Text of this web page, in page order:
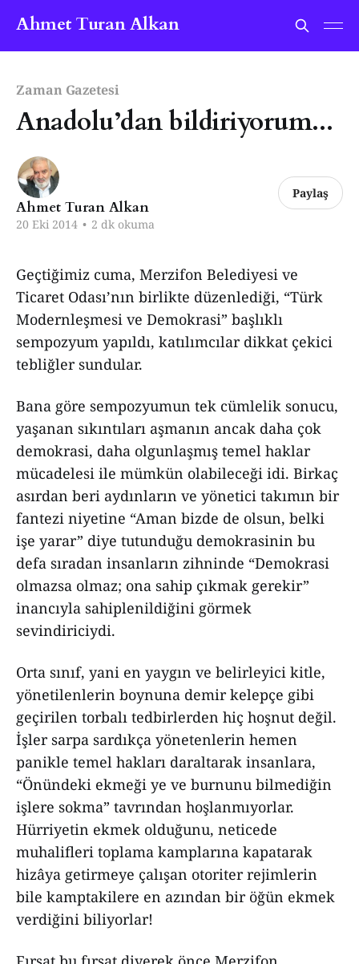
Ahmet Turan Alkan
Zaman Gazetesi
Anadolu’dan bildiriyorum...
Ahmet Turan Alkan
20 Eki 2014 • 2 dk okuma
Paylaş
Geçtiğimiz cuma, Merzifon Belediyesi ve
Ticaret Odası’nın birlikte düzenlediği, “Türk
Modernleşmesi ve Demokrasi” başlıklı
sempozyum yapıldı, katılımcılar dikkat çekici
tebliğler sundular.
Bana göre sempozyumun tek cümlelik sonucu,
yaşanan sıkıntıları aşmanın ancak daha çok
demokrasi, daha olgunlaşmış temel haklar
mücadelesi ile mümkün olabileceği idi. Birkaç
asırdan beri aydınların ve yönetici takımın bir
fantezi niyetine “Aman bizde de olsun, belki
işe yarar” diye tutunduğu demokrasinin bu
defa sıradan insanların zihninde “Demokrasi
olmazsa olmaz; ona sahip çıkmak gerekir”
inancıyla sahiplenildiğini görmek
sevindiriciydi.
Orta sınıf, yani en yaygın ve belirleyici kitle,
yönetilenlerin boynuna demir kelepçe gibi
geçirilen torbalı tedbirlerden hiç hoşnut değil.
İşler sarpa sardıkça yönetenlerin hemen
panikle temel hakları daraltarak insanlara,
“Önündeki ekmeği ye ve burnunu bilmediğin
işlere sokma” tavrından hoşlanmıyorlar.
Hürriyetin ekmek olduğunu, neticede
muhalifleri toplama kamplarına kapatarak
hizâya getirmeye çalışan otoriter rejimlerin
bile kamptakilere en azından bir öğün ekmek
verdiğini biliyorlar!